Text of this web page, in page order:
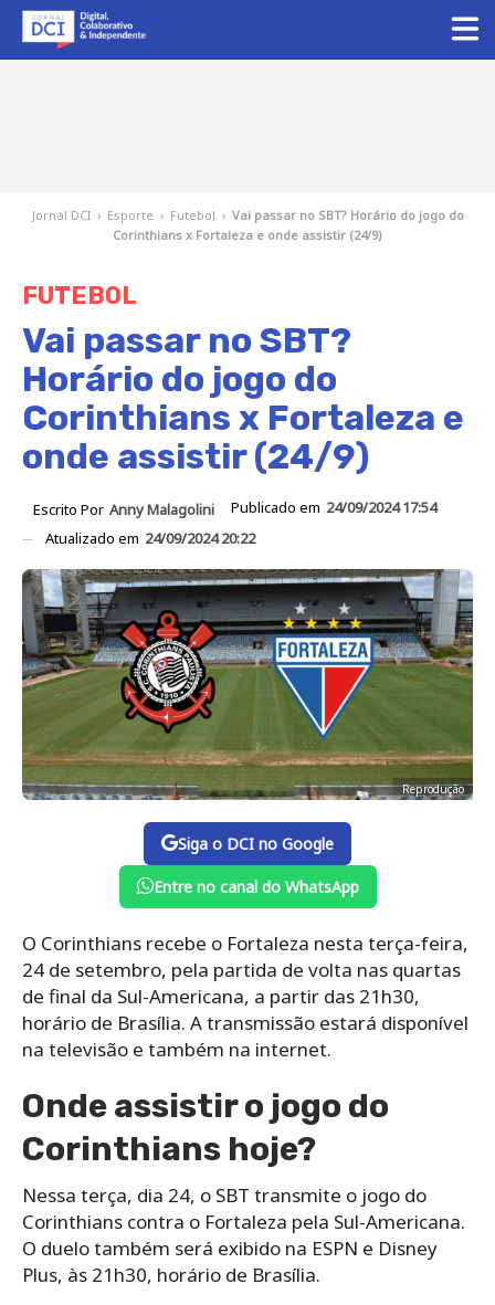
Jornal DCI › Esporte › Futebol › Vai passar no SBT? Horário do jogo do
Corinthians x Fortaleza e onde assistir (24/9)
FUTEBOL
Vai passar no SBT?
Horário do jogo do
Corinthians x Fortaleza e
onde assistir (24/9)
Escrito Por Anny Malagolini Publicado em 24/09/2024 17:54
Atualizado em 24/09/2024 20:22
Reprodução
Siga o DCI no Google
Entre no canal do WhatsApp
O Corinthians recebe o Fortaleza nesta terça-feira,
24 de setembro, pela partida de volta nas quartas
de final da Sul-Americana, a partir das 21h30,
horário de Brasília. A transmissão estará disponível
na televisão e também na internet.
Onde assistir o jogo do
Corinthians hoje?
Nessa terça, dia 24, o SBT transmite o jogo do
Corinthians contra o Fortaleza pela Sul-Americana.
O duelo também será exibido na ESPN e Disney
Plus, às 21h30, horário de Brasília.